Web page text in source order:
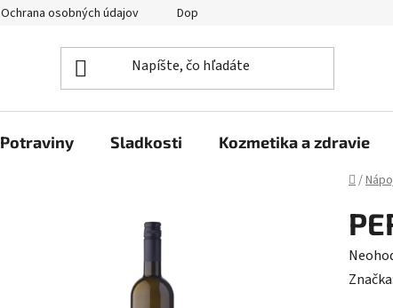
Ochrana osobných údajov Doprava a platba
Potraviny Sladkosti Kozmetika a zdravie
Domov
/
Značka: